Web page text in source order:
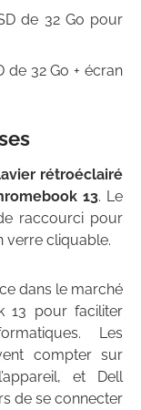
de 32 Go pour
32 Go + écran
rétroéclairé
13. Le
raccourci pour
verre cliquable.
dans le marché
13 pour faciliter
Les
compter sur
et Dell
de se connecter